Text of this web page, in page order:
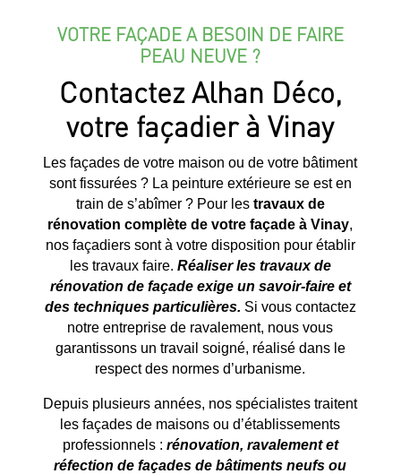
VOTRE FAÇADE A BESOIN DE FAIRE
PEAU NEUVE ?
Contactez Alhan Déco,
votre façadier à Vinay
Les façades de votre maison ou de votre bâtiment
sont fissurées ? La peinture extérieure se est en
train de s’abîmer ? Pour les travaux de
rénovation complète de votre façade à Vinay,
nos façadiers sont à votre disposition pour établir
les travaux faire. Réaliser les travaux de
rénovation de façade exige un savoir-faire et
des techniques particulières. Si vous contactez
notre entreprise de ravalement, nous vous
garantissons un travail soigné, réalisé dans le
respect des normes d’urbanisme.
Depuis plusieurs années, nos spécialistes traitent
les façades de maisons ou d’établissements
professionnels : rénovation, ravalement et
réfection de façades de bâtiments neufs ou